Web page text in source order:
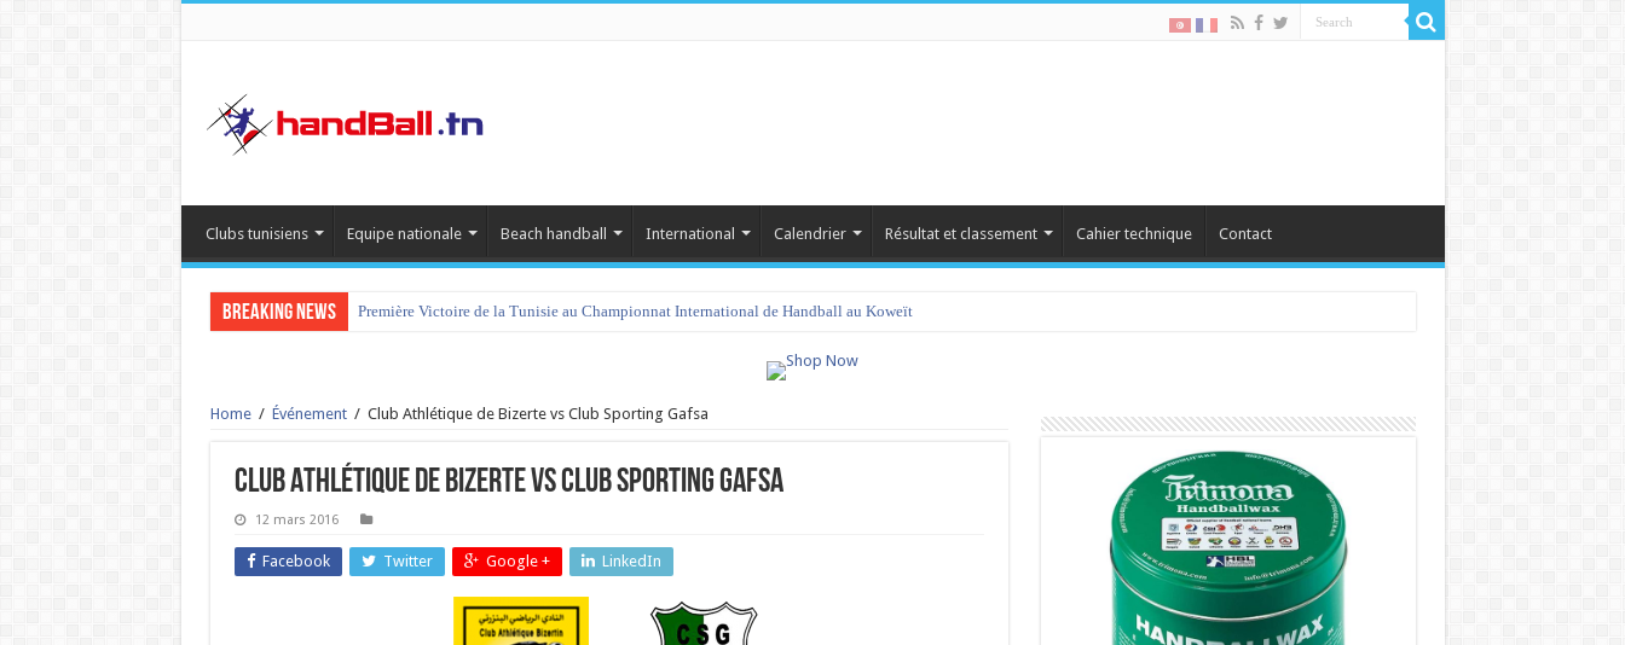
Clubs tunisiens Equipe nationale Beach handball International Calendrier Résultat et classement Cahier technique Contact
Breaking News Première Victoire de la Tunisie au Championnat International de Handball au Koweït
Home / Événement / Club Athlétique de Bizerte vs Club Sporting Gafsa
Club Athlétique de Bizerte vs Club Sporting Gafsa
12 mars 2016
Facebook Twitter Google + LinkedIn